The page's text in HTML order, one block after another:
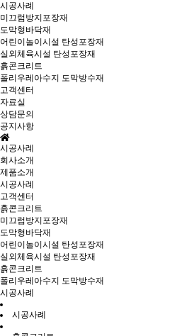
시공사례
미끄럼방지포장재
도막형바닥재
어린이놀이시설 탄성포장재
실외체육시설 탄성포장재
흙콘크리트
폴리우레아수지 도막방수재
고객센터
자료실
상담문의
공지사항
시공사례
회사소개
제품소개
시공사례
고객센터
흙콘크리트
미끄럼방지포장재
도막형바닥재
어린이놀이시설 탄성포장재
실외체육시설 탄성포장재
흙콘크리트
폴리우레아수지 도막방수재
시공사례
시공사례